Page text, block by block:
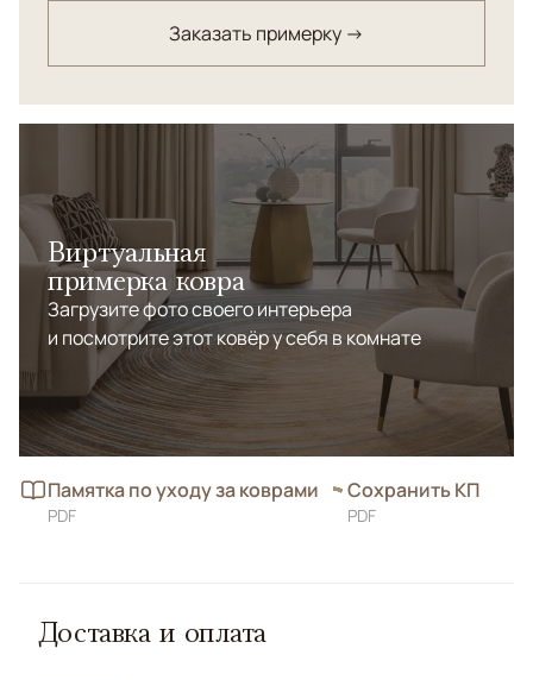
придает ковру свежесть и легкость. Ковер сделает
ваш дом неповторимым.
Заказать примерку →
Виртуальная
примерка ковра
Загрузите фото своего интерьера
и посмотрите этот ковёр у себя в комнате
Памятка по уходу за коврами
PDF
Сохранить КП
PDF
Доставка и оплата